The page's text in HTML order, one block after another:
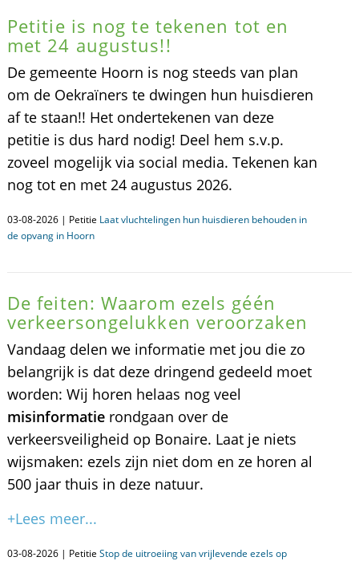
Petitie is nog te tekenen tot en
met 24 augustus!!
De gemeente Hoorn is nog steeds van plan
om de Oekraïners te dwingen hun huisdieren
af te staan!! Het ondertekenen van deze
petitie is dus hard nodig! Deel hem s.v.p.
zoveel mogelijk via social media. Tekenen kan
nog tot en met 24 augustus 2026.
03-08-2026 | Petitie Laat vluchtelingen hun huisdieren behouden in
de opvang in Hoorn
De feiten: Waarom ezels géén
verkeersongelukken veroorzaken
Vandaag delen we informatie met jou die zo
belangrijk is dat deze dringend gedeeld moet
worden: Wij horen helaas nog veel
misinformatierondgaan over de
verkeersveiligheid op Bonaire. Laat je niets
wijsmaken: ezels zijn niet dom en ze horen al
500 jaar thuis in deze natuur.
+Lees meer...
03-08-2026 | Petitie Stop de uitroeiing van vrijlevende ezels op